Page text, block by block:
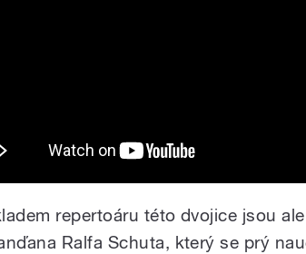
repertoáru této dvojice jsou
Ralfa Schuta, který se prý